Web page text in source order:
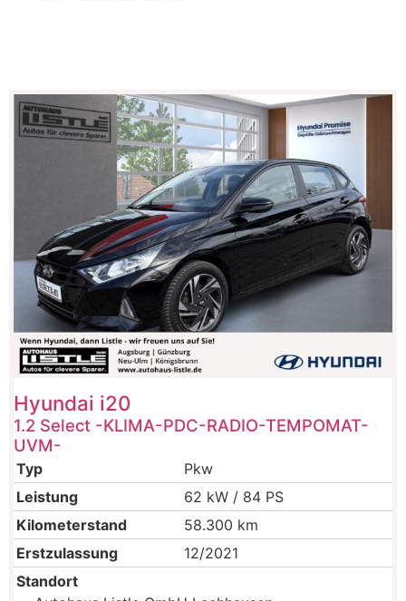
Hyundai i20
1.2 Select -KLIMA-PDC-RADIO-TEMPOMAT-
UVM-
Typ
Pkw
Leistung
62 kW / 84 PS
Kilometerstand
58.300 km
Erstzulassung
12/2021
Standort